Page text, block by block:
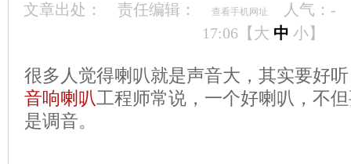
文章出处： 责任编辑： 查看手机网址 人气： -
17:06【 大 中 小】
很多人觉得喇叭就是声音大，其实要好
音响喇叭工程师常说，一个好喇叭，不
是调音。